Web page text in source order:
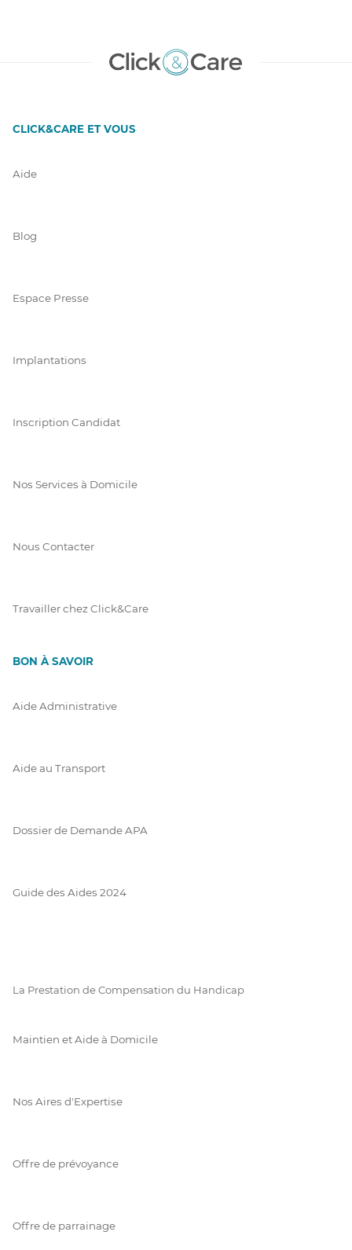
CLICK&CARE ET VOUS
Aide
Blog
Espace Presse
Implantations
Inscription Candidat
Nos Services à Domicile
Nous Contacter
Travailler chez Click&Care
BON À SAVOIR
Aide Administrative
Aide au Transport
Dossier de Demande APA
Guide des Aides 2024
La Prestation de Compensation du Handicap
Maintien et Aide à Domicile
Nos Aires d'Expertise
Offre de prévoyance
Offre de parrainage